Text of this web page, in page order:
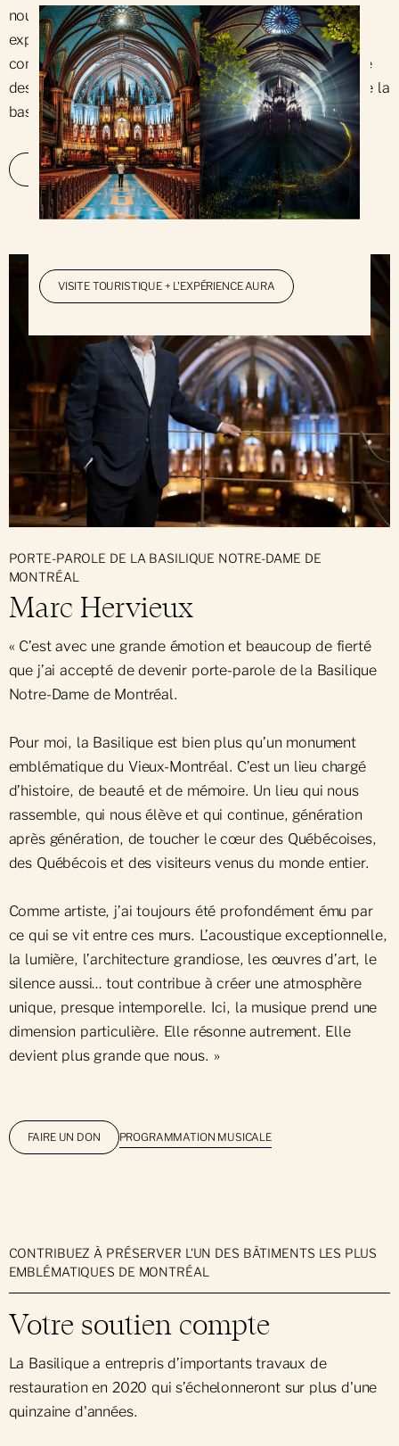
nouvel espace permet aux visiteurs de prolonger leur
expérience dans un décor exceptionnel, tout en
contribuant à la préservation du patrimoine. Une partie
des profits sera en effet consacrée à la restauration de la
basilique.
UN CAFÉ À LA BASILIQUE NOTRE-DAME
PORTE-PAROLE DE LA BASILIQUE NOTRE-DAME DE
MONTRÉAL
Marc Hervieux
« C’est avec une grande émotion et beaucoup de fierté
que j’ai accepté de devenir porte-parole de la Basilique
Notre-Dame de Montréal.
Pour moi, la Basilique est bien plus qu’un monument
emblématique du Vieux-Montréal. C’est un lieu chargé
d’histoire, de beauté et de mémoire. Un lieu qui nous
rassemble, qui nous élève et qui continue, génération
après génération, de toucher le cœur des Québécoises,
des Québécois et des visiteurs venus du monde entier.
Comme artiste, j’ai toujours été profondément ému par
ce qui se vit entre ces murs. L’acoustique exceptionnelle,
la lumière, l’architecture grandiose, les œuvres d’art, le
silence aussi… tout contribue à créer une atmosphère
unique, presque intemporelle. Ici, la musique prend une
dimension particulière. Elle résonne autrement. Elle
devient plus grande que nous. »
FAIRE UN DON PROGRAMMATION MUSICALE
CONTRIBUEZ À PRÉSERVER L'UN DES BÂTIMENTS LES PLUS
EMBLÉMATIQUES DE MONTRÉAL
Votre soutien compte
La Basilique a entrepris d’importants travaux de
restauration en 2020 qui s’échelonneront sur plus d'une
quinzaine d'années.
VISITE TOURISTIQUE + L'EXPÉRIENCE AURA